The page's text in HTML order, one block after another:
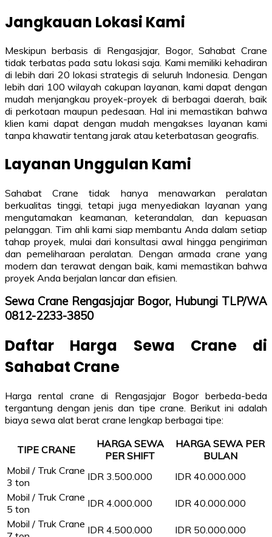
Jangkauan Lokasi Kami
Meskipun berbasis di Rengasjajar, Bogor, Sahabat Crane
tidak terbatas pada satu lokasi saja. Kami memiliki kehadiran
di lebih dari 20 lokasi strategis di seluruh Indonesia. Dengan
lebih dari 100 wilayah cakupan layanan, kami dapat dengan
mudah menjangkau proyek-proyek di berbagai daerah, baik
di perkotaan maupun pedesaan. Hal ini memastikan bahwa
klien kami dapat dengan mudah mengakses layanan kami
tanpa khawatir tentang jarak atau keterbatasan geografis.
Layanan Unggulan Kami
Sahabat Crane tidak hanya menawarkan peralatan
berkualitas tinggi, tetapi juga menyediakan layanan yang
mengutamakan keamanan, keterandalan, dan kepuasan
pelanggan. Tim ahli kami siap membantu Anda dalam setiap
tahap proyek, mulai dari konsultasi awal hingga pengiriman
dan pemeliharaan peralatan. Dengan armada crane yang
modern dan terawat dengan baik, kami memastikan bahwa
proyek Anda berjalan lancar dan efisien.
Sewa Crane Rengasjajar Bogor, Hubungi TLP/WA
0812-2233-3850
Daftar Harga Sewa Crane di
Sahabat Crane
Harga rental crane di Rengasjajar Bogor berbeda-beda
tergantung dengan jenis dan tipe crane. Berikut ini adalah
biaya sewa alat berat crane lengkap berbagai tipe:
TIPE CRANE
HARGA SEWA
PER SHIFT
HARGA SEWA PER
BULAN
Mobil / Truk Crane
3 ton
IDR 3.500.000
IDR 40.000.000
Mobil / Truk Crane
5 ton
IDR 4.000.000
IDR 40.000.000
Mobil / Truk Crane IDR 4.500.000 IDR 50.000.000